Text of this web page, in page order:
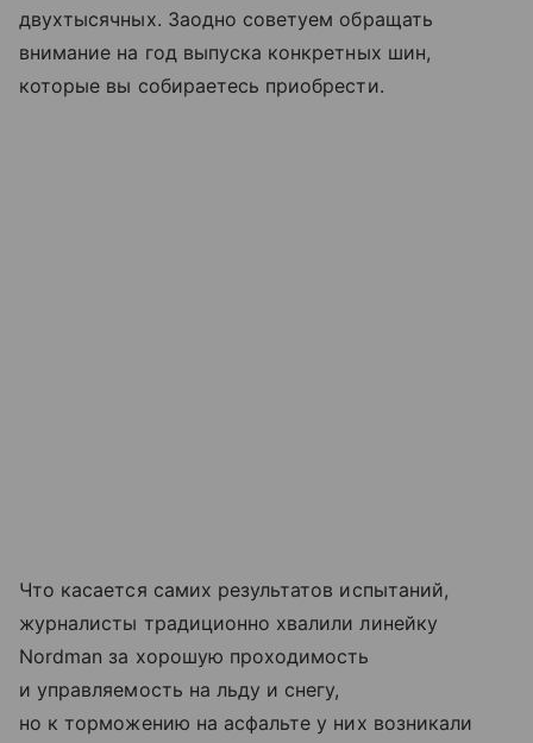
двухтысячных. Заодно советуем обращать
внимание на год выпуска конкретных шин,
которые вы собираетесь приобрести.
Что касается самих результатов испытаний,
журналисты традиционно хвалили линейку
Nordman за хорошую проходимость
и управляемость на льду и снегу,
но к торможению на асфальте у них возникали